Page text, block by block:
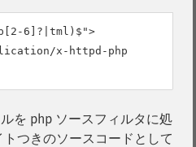
6]?|tml)$">
x-httpd-php
を php ソースフィルタに処
つきのソースコードとして